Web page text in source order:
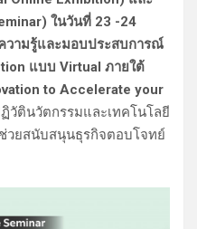
) ในวันที่ 23 -24
วามรู้และมอบประสบการณ์
แบบ Virtual ภายใต้
to Accelerate your
วัตินวัตกรรมและเทคโนโลยี
วยสนับสนุนธุรกิจตอบโจทย์